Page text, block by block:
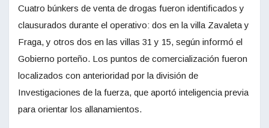
Cuatro búnkers de venta de drogas fueron identificados y
clausurados durante el operativo: dos en la villa Zavaleta y
Fraga, y otros dos en las villas 31 y 15, según informó el
Gobierno porteño. Los puntos de comercialización fueron
localizados con anterioridad por la división de
Investigaciones de la fuerza, que aportó inteligencia previa
para orientar los allanamientos.